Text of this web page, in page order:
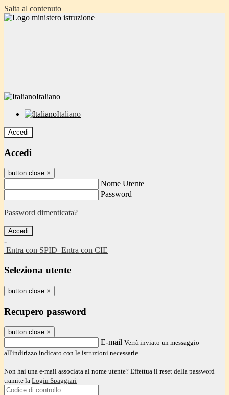
Salta al contenuto
Italiano
Italiano
Accedi
Accedi
button close ×
Nome Utente
Password
Password dimenticata?
-
Entra con SPID Entra con CIE
Seleziona utente
button close ×
Recupero password
button close ×
E-mail Verrà inviato un messaggio
all'indirizzo indicato con le istruzioni necessarie.
Non hai una e-mail associata al nome utente? Effettua il reset della password
tramite la Login Spaggiari